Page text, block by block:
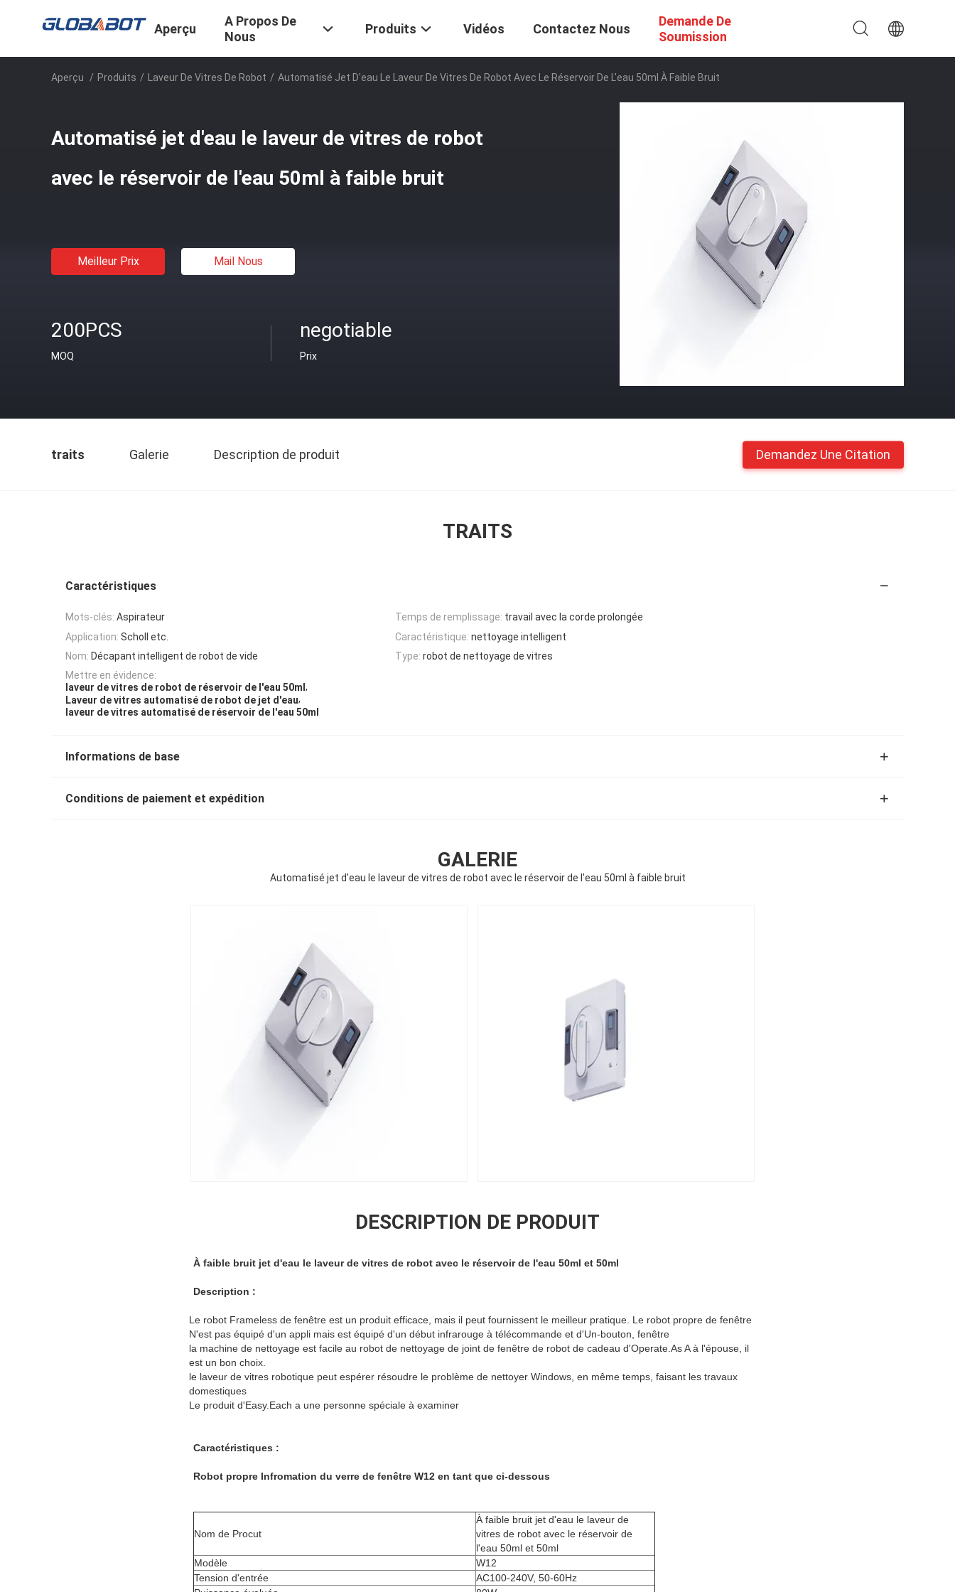
Aperçu
A Propos De
Nous
Produits Vidéos Contactez Nous
Demande De
Soumission
Aperçu / Produits / Laveur De Vitres De Robot / Automatisé Jet D'eau Le Laveur De Vitres De Robot Avec Le Réservoir De L'eau 50ml À Faible Bruit
Automatisé jet d'eau le laveur de vitres de robot
avec le réservoir de l'eau 50ml à faible bruit
Meilleur Prix Mail Nous
200PCS
MOQ
negotiable
Prix
traits Galerie Description de produit Demandez Une Citation
TRAITS
Caractéristiques
Mots-clés: Aspirateur Temps de remplissage: travail avec la corde prolongée
Application: Scholl etc. Caractéristique: nettoyage intelligent
Nom: Décapant intelligent de robot de vide Type: robot de nettoyage de vitres
Mettre en évidence:
laveur de vitres de robot de réservoir de l'eau 50ml ,
Laveur de vitres automatisé de robot de jet d'eau,
laveur de vitres automatisé de réservoir de l'eau 50ml
Informations de base
Conditions de paiement et expédition
GALERIE
Automatisé jet d'eau le laveur de vitres de robot avec le réservoir de l'eau 50ml à faible bruit
DESCRIPTION DE PRODUIT
À faible bruit jet d'eau le laveur de vitres de robot avec le réservoir de l'eau 50ml et 50ml
Description :
Le robot Frameless de fenêtre est un produit efficace, mais il peut fournissent le meilleur pratique. Le robot propre de fenêtre
N'est pas équipé d'un appli mais est équipé d'un début infrarouge à télécommande et d'Un-bouton, fenêtre
la machine de nettoyage est facile au robot de nettoyage de joint de fenêtre de robot de cadeau d'Operate.As A à l'épouse, il
est un bon choix.
le laveur de vitres robotique peut espérer résoudre le problème de nettoyer Windows, en même temps, faisant les travaux
domestiques
Le produit d'Easy.Each a une personne spéciale à examiner
Caractéristiques :
Robot propre Infromation du verre de fenêtre W12 en tant que ci-dessous
Nom de Procut
À faible bruit jet d'eau le laveur de
vitres de robot avec le réservoir de
l'eau 50ml et 50ml
Modèle
W12
Tension d'entrée
AC100-240V, 50-60Hz